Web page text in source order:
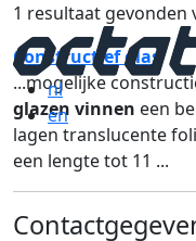
nl
en
1 resultaat gevonden
Constructief glas
...mogelijke
glazen vinnen een
lagen translucente
een lengte tot 11 ...